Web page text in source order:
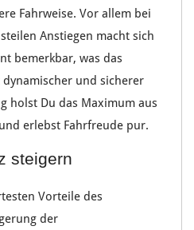
Fahrweise. Vor allem bei
steilen Anstiegen macht sich
bemerkbar, was das
dynamischer und sicherer
holst Du das Maximum aus
erlebst Fahrfreude pur.
steigern
Vorteile des
der